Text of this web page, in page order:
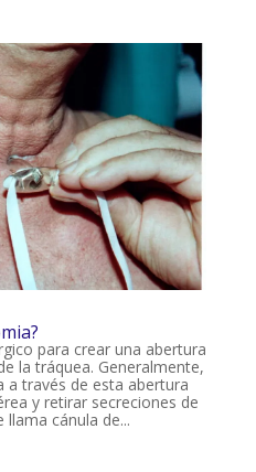
para crear una abertura
la tráquea. Generalmente,
a través de esta abertura
y retirar secreciones de
cánula de...